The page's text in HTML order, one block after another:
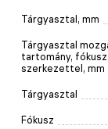
Tárgyasztal, mm
Tárgyasztal
tartomány,
szerkezettel, mm
Tárgyasztal
Fókusz